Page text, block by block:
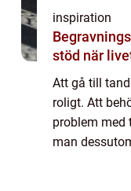
inspiration
stöd när
Att gå till
roligt. Att
problem med
man